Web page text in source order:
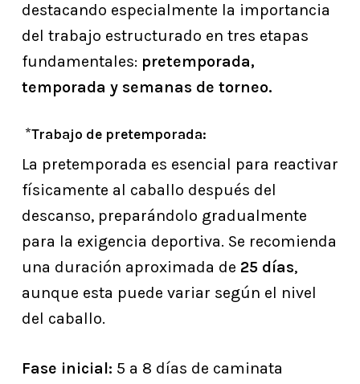
destacando especialmente la importancia
del trabajo estructurado en tres etapas
fundamentales: pretemporada,
temporada y semanas de torneo.
*Trabajo de pretemporada:
La pretemporada es esencial para reactivar
físicamente al caballo después del
descanso, preparándolo gradualmente
para la exigencia deportiva. Se recomienda
una duración aproximada de 25 días,
aunque esta puede variar según el nivel
del caballo.
Fase inicial: 5 a 8 días de caminata